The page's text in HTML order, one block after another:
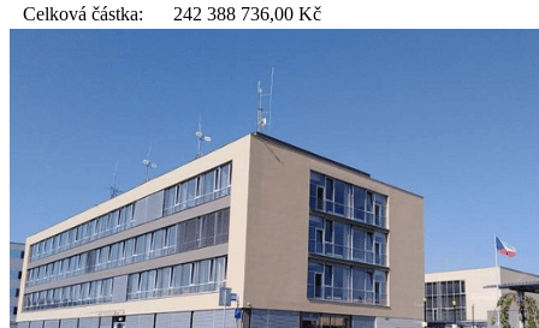
Celková částka: 242 388 736,00 Kč